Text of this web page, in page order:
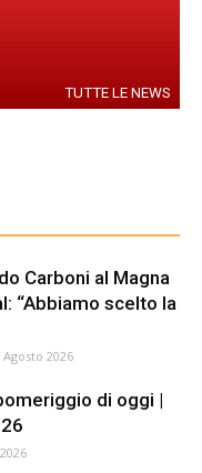
TUTTE LE NEWS
Carboni al Magna
“Abbiamo scelto la
Agosto 2026
di oggi |